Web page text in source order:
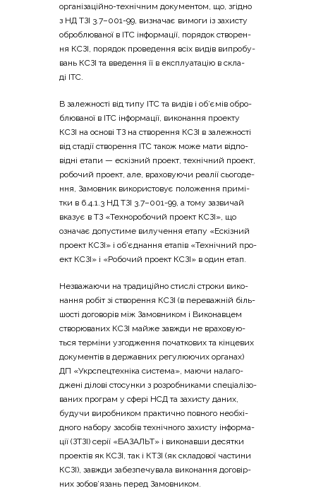
орга­ні­за­цій­но-техні­чним доку­мен­том, що, згі­дно
з НД ТЗІ 3.7–001-99, визна­чає вимо­ги із захи­сту
обро­блю­ва­ної в ІТС інфор­ма­ції, поря­док ство­ре­н­
ня КСЗІ, поря­док про­ве­де­н­ня всіх видів випро­бу­
вань КСЗІ та вве­де­н­ня її в екс­плу­а­та­цію в скла­
ді ІТС.
В зале­жно­сті від типу ІТС та видів і об’ємів обро­
блю­ва­ної в ІТС інфор­ма­ції, вико­на­н­ня про­е­кту
КСЗІ на осно­ві ТЗ на ство­ре­н­ня КСЗІ в зале­жно­сті
від ста­дії ство­ре­н­ня ІТС також може мати від­по­
від­ні ета­пи — ескі­зний про­ект, техні­чний про­ект,
робо­чий про­ект, але, вра­хо­ву­ю­чи реа­лії сьо­го­де­
н­ня, Замов­ник вико­ри­сто­вує поло­же­н­ня при­мі­
тки в 6.4.1.3 НД ТЗІ 3.7–001-99, а тому зазви­чай
вка­зує в ТЗ «Техно­ро­бо­чий про­ект КСЗІ», що
озна­чає допу­сти­ме вилу­че­н­ня ета­пу «Ескі­зний
про­ект КСЗІ» і об’єднання ета­пів «Техні­чний про­
ект КСЗІ» і «Робо­чий про­ект КСЗІ» в один етап.
Незва­жа­ю­чи на тра­ди­цій­но сти­слі стро­ки вико­
на­н­ня робіт зі ство­ре­н­ня КСЗІ (в пере­ва­жній біль­
шо­сті дого­во­рів між Замов­ни­ком і Вико­нав­цем
ство­рю­ва­них КСЗІ май­же зав­жди не вра­хо­ву­ю­
ться тер­мі­ни узго­дже­н­ня поча­тко­вих та кін­це­вих
доку­мен­тів в дер­жав­них регу­лю­ю­чих орга­нах)
ДП «Укр­спе­цте­хні­ка систе­ма», маю­чи нала­го­
дже­ні діло­ві сто­сун­ки з роз­ро­бни­ка­ми спе­ці­а­лі­зо­
ва­них про­грам у сфе­рі НСД та захи­сту даних,
буду­чи виро­бни­ком пра­кти­чно пов­но­го необ­хі­
дно­го набо­ру засо­бів техні­чно­го захи­сту інфор­ма­
ції (ЗТЗІ) серії «БАЗАЛЬТ» і вико­нав­ши деся­тки
про­е­ктів як КСЗІ, так і КТЗІ (як скла­до­вої части­ни
КСЗІ), зав­жди забез­пе­чу­ва­ла вико­на­н­ня дого­вір­
них зобов’язань перед Замовником.